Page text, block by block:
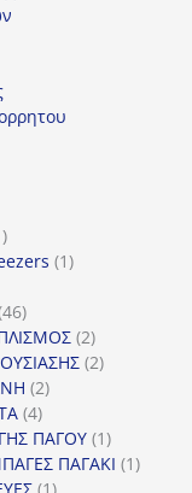
1
προϊόν11
4646
προϊόντα
22
προϊόντα
22
22
44
προϊόντα
ΠΑΓΟΥ 11
προϊόν
ΠΑΓΑΚΙ 11
1